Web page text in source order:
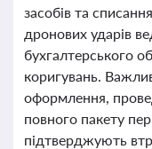
засобів та
дронових ударів
бухгалтерського
коригувань.
оформлення,
повного пакету
підтверджують